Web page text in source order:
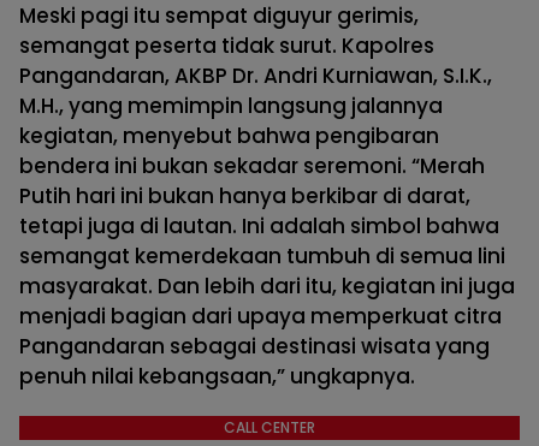
Meski pagi itu sempat diguyur gerimis,
semangat peserta tidak surut. Kapolres
Pangandaran, AKBP Dr. Andri Kurniawan, S.I.K.,
M.H., yang memimpin langsung jalannya
kegiatan, menyebut bahwa pengibaran
bendera ini bukan sekadar seremoni. “Merah
Putih hari ini bukan hanya berkibar di darat,
tetapi juga di lautan. Ini adalah simbol bahwa
semangat kemerdekaan tumbuh di semua lini
masyarakat. Dan lebih dari itu, kegiatan ini juga
menjadi bagian dari upaya memperkuat citra
Pangandaran sebagai destinasi wisata yang
penuh nilai kebangsaan,” ungkapnya.
CALL CENTER